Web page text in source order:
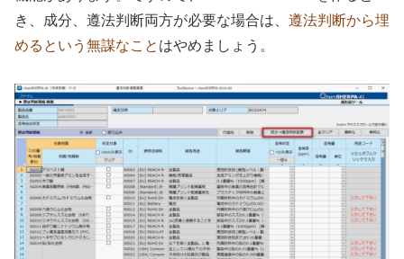
き、成分、遵法判断両方が必要な場合は、 遵法判断から埋
めるという無謀なこと はやめましょう。